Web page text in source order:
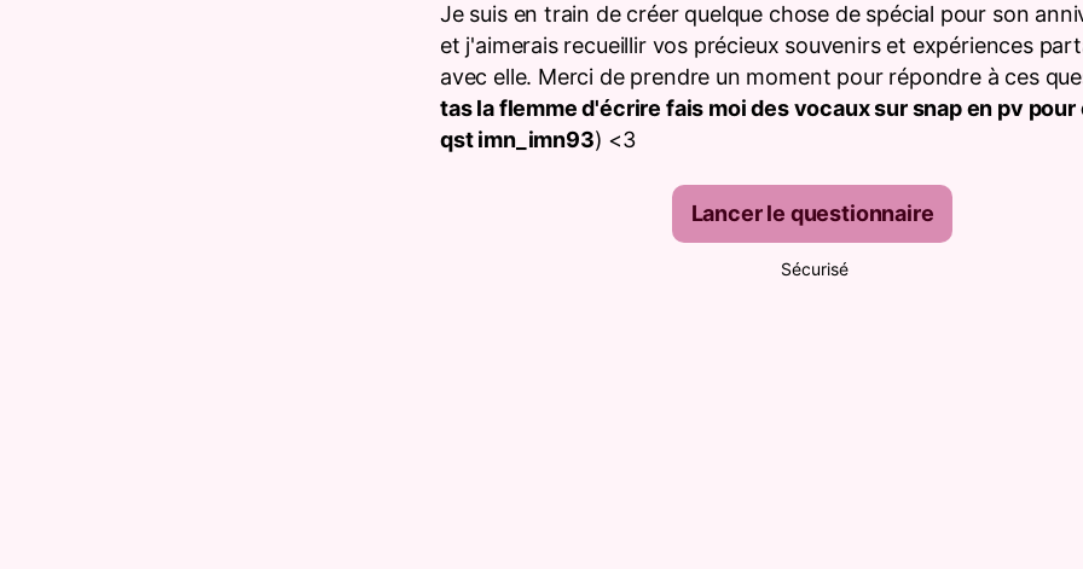
Je suis en train de créer quelque chose de spécial pour son
et j'aimerais recueillir vos précieux souvenirs et expériences
avec elle. Merci de prendre un moment pour répondre à ces
tas la flemme d'écrire fais moi des vocaux sur snap en pv pour
qst imn_imn93) <3
Lancer le questionnaire
Sécurisé